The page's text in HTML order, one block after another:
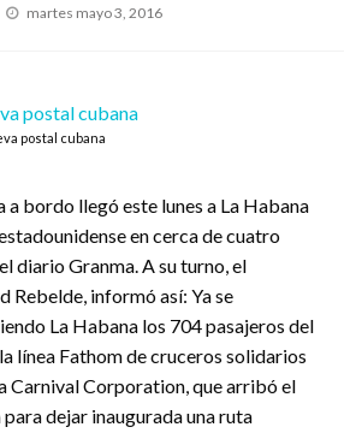
Publicado
martes mayo 3, 2016
postal cubana
a bordo llegó este lunes a La Habana
en cerca de cuatro
diario Granma. A su turno, el
Rebelde, informó así: Ya se
La Habana los 704 pasajeros del
línea Fathom de cruceros solidarios
Carnival Corporation, que arribó el
para dejar inaugurada una ruta